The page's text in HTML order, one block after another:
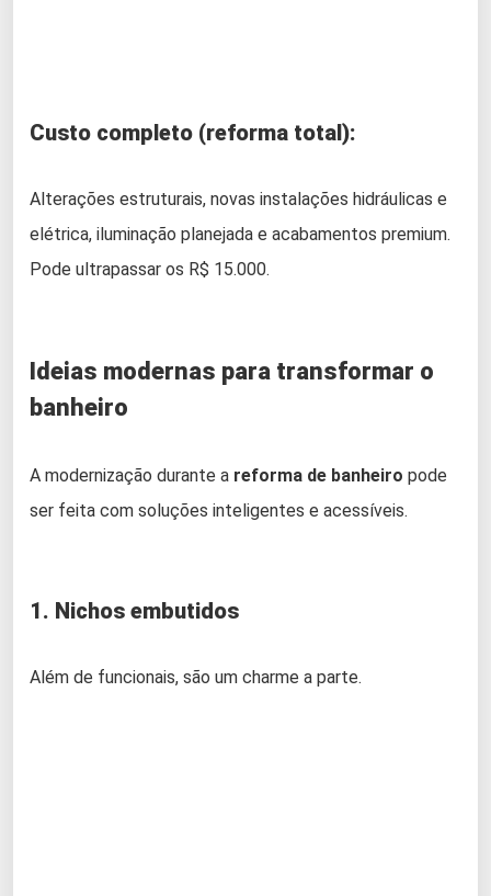
Custo completo (reforma total):
Alterações estruturais, novas instalações hidráulicas e
elétrica, iluminação planejada e acabamentos premium.
Pode ultrapassar os R$ 15.000.
Ideias modernas para transformar o
banheiro
A modernização durante a reforma de banheiro pode
ser feita com soluções inteligentes e acessíveis.
1. Nichos embutidos
Além de funcionais, são um charme a parte.